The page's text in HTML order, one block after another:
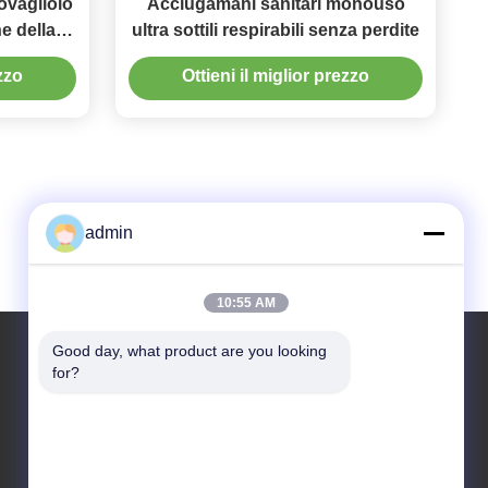
della
Acciugamani sanitari monouso
ultra sottili respirabili senza perdite
Ottieni il miglior prezzo
admin
10:55 AM
Good day, what product are you looking
for?